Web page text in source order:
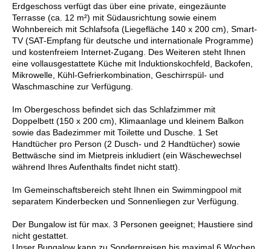
Erdgeschoss verfügt das über eine private, eingezäunte
Terrasse (ca. 12 m²) mit Südausrichtung sowie einem
Wohnbereich mit Schlafsofa (Liegefläche 140 x 200 cm), Smart-
TV (SAT-Empfang für deutsche und internationale Programme)
und kostenfreiem Internet-Zugang. Des Weiteren steht Ihnen
eine vollausgestattete Küche mit Induktionskochfeld, Backofen,
Mikrowelle, Kühl-Gefrierkombination, Geschirrspül- und
Waschmaschine zur Verfügung.
Im Obergeschoss befindet sich das Schlafzimmer mit
Doppelbett (150 x 200 cm), Klimaanlage und kleinem Balkon
sowie das Badezimmer mit Toilette und Dusche. 1 Set
Handtücher pro Person (2 Dusch- und 2 Handtücher) sowie
Bettwäsche sind im Mietpreis inkludiert (ein Wäschewechsel
während Ihres Aufenthalts findet nicht statt).
Im Gemeinschaftsbereich steht Ihnen ein Swimmingpool mit
separatem Kinderbecken und Sonnenliegen zur Verfügung.
Der Bungalow ist für max. 3 Personen geeignet; Haustiere sind
nicht gestattet.
Unser Bungalow kann zu Sonderpreisen bis maximal 6 Wochen